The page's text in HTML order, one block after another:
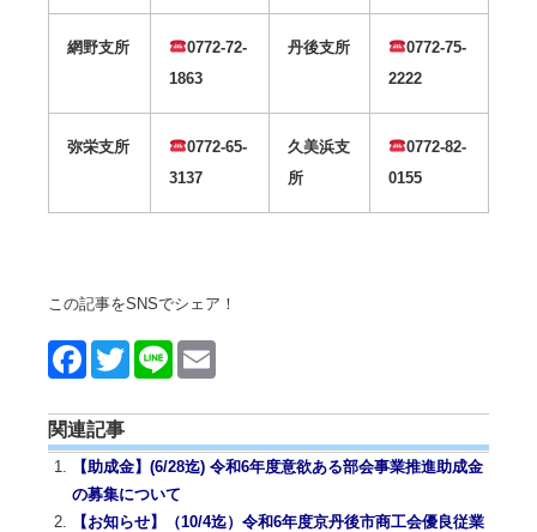
網野支所
0772-72-
1863
丹後支所
0772-75-
2222
弥栄支所
0772-65-
3137
久美浜支
所
0772-82-
0155
この記事をSNSでシェア！
Face Twitt Line
関連記事
【助成金】(6/28迄) 令和6年度意欲ある部会事業推進助成金
の募集について
【お知らせ】（10/4迄）令和6年度京丹後市商工会優良従業